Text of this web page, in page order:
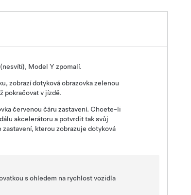
Model Y zpomalí.
zobrazídotyková obrazovkazelenou
pokračovat v jízdě.
červenou čáru zastavení. Chcete-li
akcelerátoru a potvrdit tak svůj
zastavení, kterou zobrazuje dotyková
s ohledem na rychlost vozidla